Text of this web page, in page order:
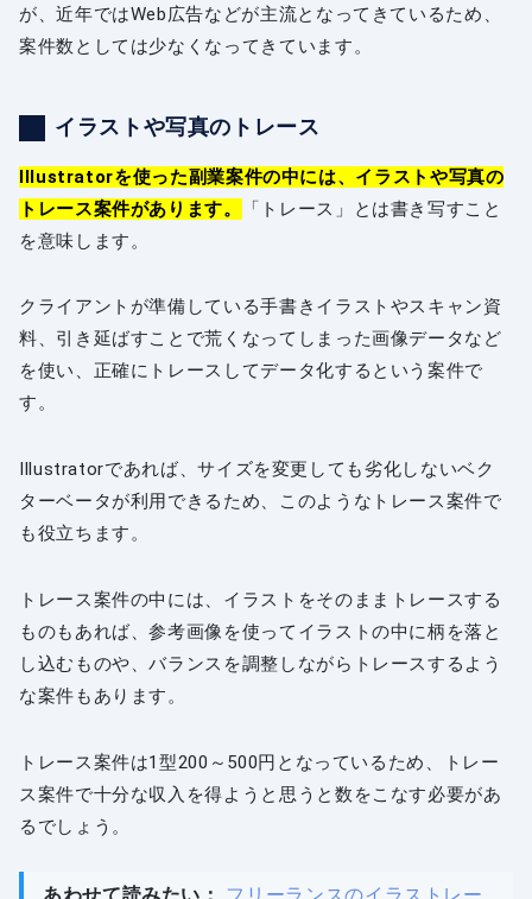
が、近年ではWeb広告などが主流となってきているため、
案件数としては少なくなってきています。
イラストや写真のトレース
Illustratorを使った副業案件の中には、イラストや写真の
トレース案件があります。
「トレース」とは書き写すこと
を意味します。
クライアントが準備している手書きイラストやスキャン資
料、引き延ばすことで荒くなってしまった画像データなど
を使い、正確にトレースしてデータ化するという案件で
す。
Illustratorであれば、サイズを変更しても劣化しないベク
ターベータが利用できるため、このようなトレース案件で
も役立ちます。
トレース案件の中には、イラストをそのままトレースする
ものもあれば、参考画像を使ってイラストの中に柄を落と
し込むものや、バランスを調整しながらトレースするよう
な案件もあります。
トレース案件は1型200～500円となっているため、トレー
ス案件で十分な収入を得ようと思うと数をこなす必要があ
るでしょう。